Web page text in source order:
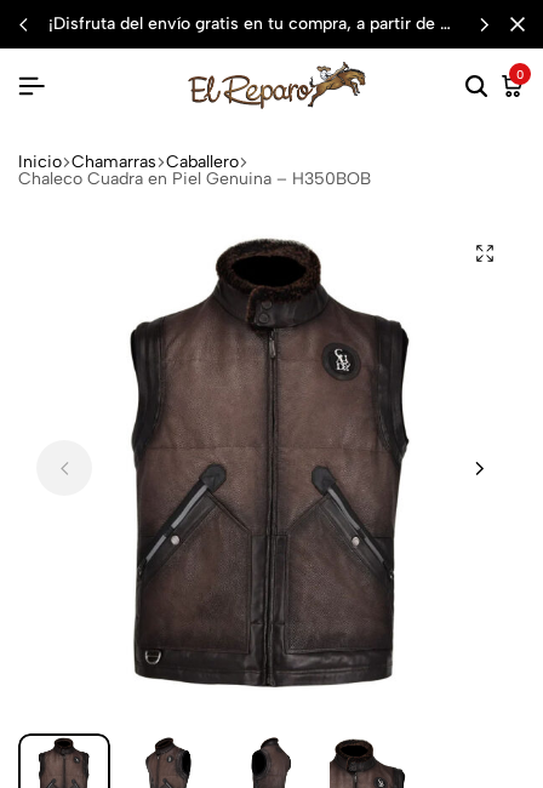
¡disfruta del envío gratis en tu compra, a partir de $3,000 mxn
0
Inicio Chamarras Caballero
Chaleco Cuadra en Piel Genuina – H350BOB